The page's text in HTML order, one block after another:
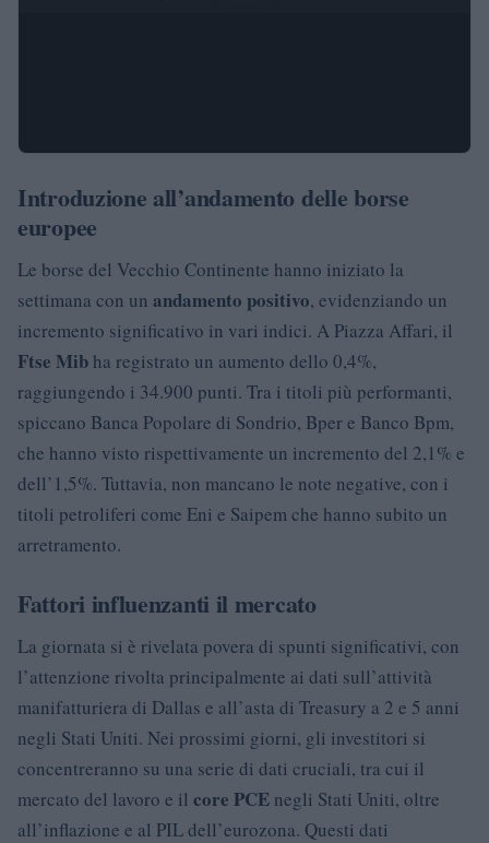
Introduzione all’andamento delle borse
europee
Le borse del Vecchio Continente hanno iniziato la
settimana con un andamento positivo, evidenziando un
incremento significativo in vari indici. A Piazza Affari, il
Ftse Mib ha registrato un aumento dello 0,4%,
raggiungendo i 34.900 punti. Tra i titoli più performanti,
spiccano Banca Popolare di Sondrio, Bper e Banco Bpm,
che hanno visto rispettivamente un incremento del 2,1% e
dell’1,5%. Tuttavia, non mancano le note negative, con i
titoli petroliferi come Eni e Saipem che hanno subito un
arretramento.
Fattori influenzanti il mercato
La giornata si è rivelata povera di spunti significativi, con
l’attenzione rivolta principalmente ai dati sull’attività
manifatturiera di Dallas e all’asta di Treasury a 2 e 5 anni
negli Stati Uniti. Nei prossimi giorni, gli investitori si
concentreranno su una serie di dati cruciali, tra cui il
mercato del lavoro e il core PCE negli Stati Uniti, oltre
all’inflazione e al PIL dell’eurozona. Questi dati